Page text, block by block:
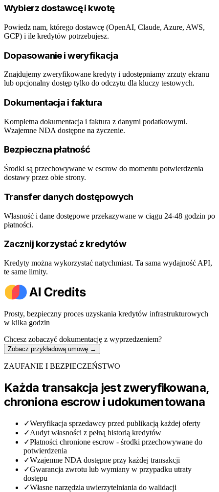
Wybierz dostawcę i kwotę
Powiedz nam, którego dostawcę (OpenAI, Claude, Azure, AWS,
GCP) i ile kredytów potrzebujesz.
Dopasowanie i weryfikacja
Znajdujemy zweryfikowane kredyty i udostępniamy zrzuty ekranu
lub opcjonalny dostęp tylko do odczytu dla kluczy testowych.
Dokumentacja i faktura
Kompletna dokumentacja i faktura z danymi podatkowymi.
Wzajemne NDA dostępne na życzenie.
Bezpieczna płatność
Środki są przechowywane w escrow do momentu potwierdzenia
dostawy przez obie strony.
Transfer danych dostępowych
Własność i dane dostępowe przekazywane w ciągu 24-48 godzin po
płatności.
Zacznij korzystać z kredytów
Kredyty można wykorzystać natychmiast. Ta sama wydajność API,
te same limity.
Prosty, bezpieczny proces uzyskania kredytów infrastrukturowych
w kilka godzin
Chcesz zobaczyć dokumentację z wyprzedzeniem?
Zobacz przykładową umowę →
ZAUFANIE I BEZPIECZEŃSTWO
Każda transakcja jest zweryfikowana,
chroniona escrow i udokumentowana
✓Weryfikacja sprzedawcy przed publikacją każdej oferty
✓Audyt własności z pełną historią kredytów
✓Płatności chronione escrow - środki przechowywane do
potwierdzenia
✓Wzajemne NDA dostępne przy każdej transakcji
✓Gwarancja zwrotu lub wymiany w przypadku utraty
dostępu
✓Własne narzędzia uwierzytelniania do walidacji